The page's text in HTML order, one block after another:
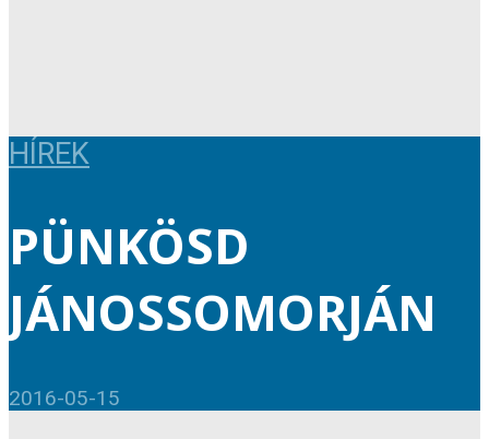
HÍREK
PÜNKÖSD
JÁNOSSOMORJÁN
2016-05-15